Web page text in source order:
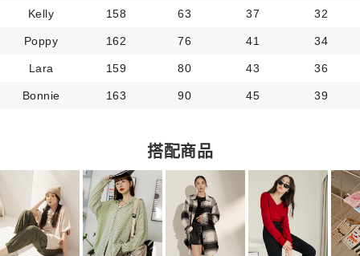
Kelly 158 63 37 32
Poppy 162 76 41 34
Lara 159 80 43 36
Bonnie 163 90 45 39
搭配商品